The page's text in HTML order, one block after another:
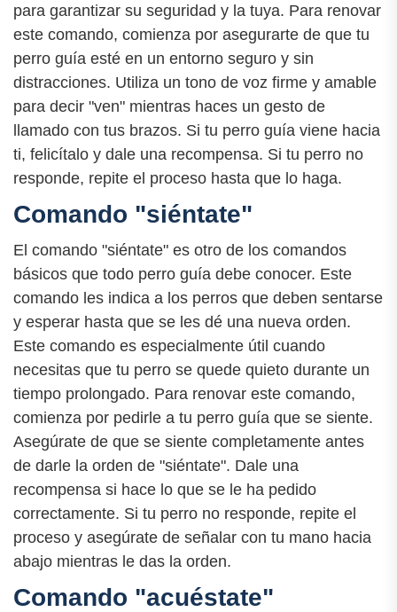
para garantizar su seguridad y la tuya. Para renovar
este comando, comienza por asegurarte de que tu
perro guía esté en un entorno seguro y sin
distracciones. Utiliza un tono de voz firme y amable
para decir "ven" mientras haces un gesto de
llamado con tus brazos. Si tu perro guía viene hacia
ti, felicítalo y dale una recompensa. Si tu perro no
responde, repite el proceso hasta que lo haga.
Comando "siéntate"
El comando "siéntate" es otro de los comandos
básicos que todo perro guía debe conocer. Este
comando les indica a los perros que deben sentarse
y esperar hasta que se les dé una nueva orden.
Este comando es especialmente útil cuando
necesitas que tu perro se quede quieto durante un
tiempo prolongado. Para renovar este comando,
comienza por pedirle a tu perro guía que se siente.
Asegúrate de que se siente completamente antes
de darle la orden de "siéntate". Dale una
recompensa si hace lo que se le ha pedido
correctamente. Si tu perro no responde, repite el
proceso y asegúrate de señalar con tu mano hacia
abajo mientras le das la orden.
Comando "acuéstate"